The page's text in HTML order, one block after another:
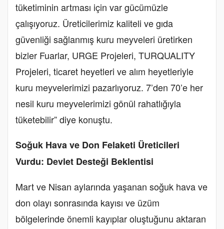
tüketiminin artması için var gücümüzle
çalışıyoruz. Üreticilerimiz kaliteli ve gıda
güvenliği sağlanmış kuru meyveleri üretirken
bizler Fuarlar, URGE Projeleri, TURQUALITY
Projeleri, ticaret heyetleri ve alım heyetleriyle
kuru meyvelerimizi pazarlıyoruz. 7’den 70’e her
nesil kuru meyvelerimizi gönül rahatlığıyla
tüketebilir” diye konuştu.
Soğuk Hava ve Don Felaketi Üreticileri
Vurdu: Devlet Desteği Beklentisi
Mart ve Nisan aylarında yaşanan soğuk hava ve
don olayı sonrasında kayısı ve üzüm
bölgelerinde önemli kayıplar oluştuğunu aktaran